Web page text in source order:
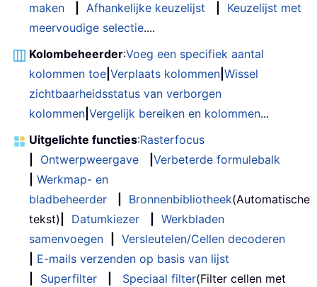
maken
Afhankelijke keuzelijst
Keuzelijst met
meervoudige selectie....
Kolombeheerder:Voeg een specifiek aantal
kolommen toe Verplaats kolommen Wissel
zichtbaarheidsstatus van verborgen
kolommen Vergelijk bereiken en kolommen...
Uitgelichte functies:Rasterfocus
Ontwerpweergave
Verbeterde formulebalk
Werkmap- en
bladbeheerder
Bronnenbibliotheek(Automatische
tekst)
Datumkiezer
Werkbladen
samenvoegen
Versleutelen/Cellen decoderen
E-mails verzenden op basis van lijst
Superfilter Speciaal filter(Filter cellen met